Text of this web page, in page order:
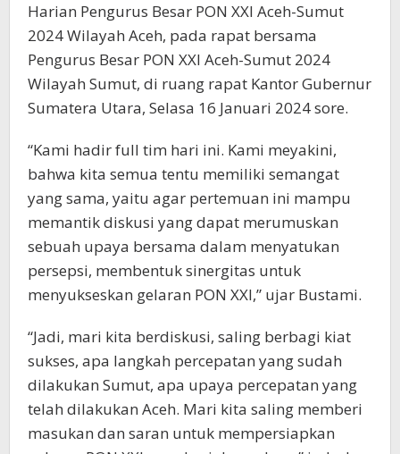
Harian Pengurus Besar PON XXI Aceh-Sumut
2024 Wilayah Aceh, pada rapat bersama
Pengurus Besar PON XXI Aceh-Sumut 2024
Wilayah Sumut, di ruang rapat Kantor Gubernur
Sumatera Utara, Selasa 16 Januari 2024 sore.
“Kami hadir full tim hari ini. Kami meyakini,
bahwa kita semua tentu memiliki semangat
yang sama, yaitu agar pertemuan ini mampu
memantik diskusi yang dapat merumuskan
sebuah upaya bersama dalam menyatukan
persepsi, membentuk sinergitas untuk
menyukseskan gelaran PON XXI,” ujar Bustami.
“Jadi, mari kita berdiskusi, saling berbagi kiat
sukses, apa langkah percepatan yang sudah
dilakukan Sumut, apa upaya percepatan yang
telah dilakukan Aceh. Mari kita saling memberi
masukan dan saran untuk mempersiapkan